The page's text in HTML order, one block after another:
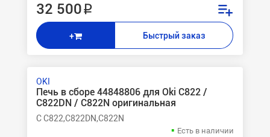
32 500 ₽
+ Быстрый заказ
OKI
Печь в сборе 44848806 для Oki C822 /
C822DN / C822N оригинальная
C C822,C822DN,C822N
Есть в наличии